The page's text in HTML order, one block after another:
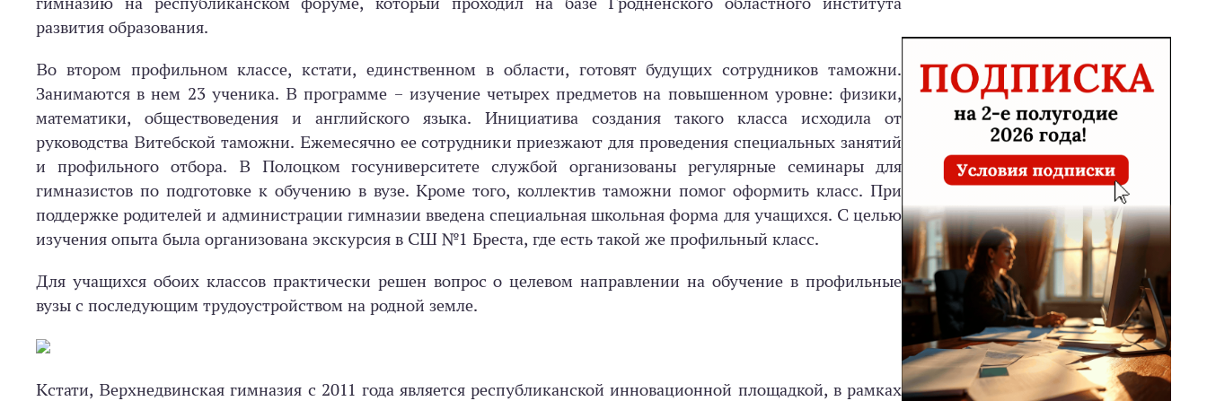
развития образования.
Во втором профильном классе, кстати, единственном в области, готовят будущих сотрудников таможни.
Занимаются в нем 23 ученика. В программе – изучение четырех предметов на повышенном уровне: физики,
математики, обществоведения и английского языка. Инициатива создания такого класса исходила от
руководства Витебской таможни. Ежемесячно ее сотрудники приезжают для проведения специальных занятий
и профильного отбора. В Полоцком госуниверситете службой организованы регулярные семинары для
гимназистов по подготовке к обучению в вузе. Кроме того, коллектив таможни помог оформить класс. При
поддержке родителей и администрации гимназии введена специальная школьная форма для учащихся. С целью
изучения опыта была организована экскурсия в СШ №1 Бреста, где есть такой же профильный класс.
Для учащихся обоих классов практически решен вопрос о целевом направлении на обучение в профильные
вузы с последующим трудоустройством на родной земле.
Кстати, Верхнедвинская гимназия с 2011 года является республиканской инновационной площадкой, в рамках